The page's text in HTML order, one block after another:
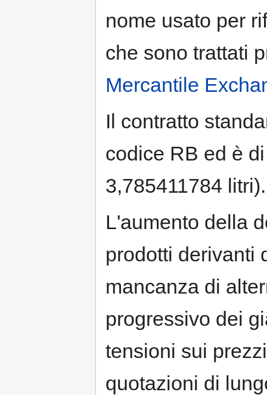
nome usato per
che sono trattati
Mercantile
Il contratto
codice RB ed è
3,785411784 litri).
L'aumento della
prodotti derivanti
mancanza di
progressivo dei
tensioni sui
quotazioni di